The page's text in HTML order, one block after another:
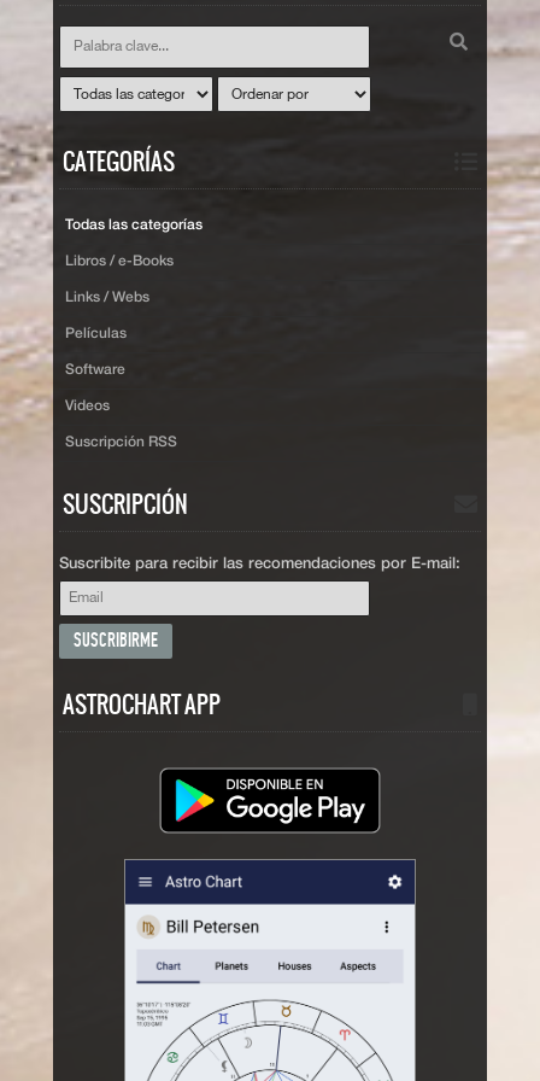
CATEGORÍAS
Todas las categorías
Libros / e-Books
Links / Webs
Películas
Software
Videos
Suscripción RSS
SUSCRIPCIÓN
Suscribite para recibir las recomendaciones por E-mail:
ASTROCHART APP